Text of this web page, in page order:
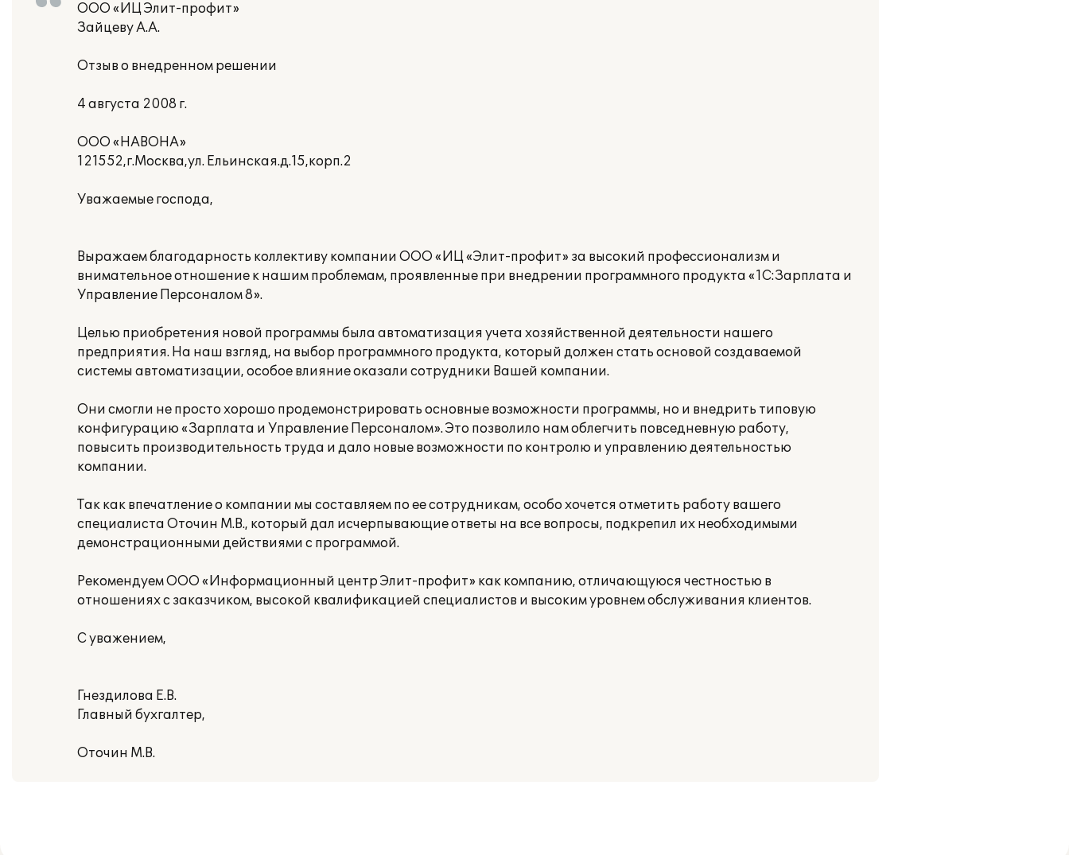
ООО «ИЦ Элит-профит»
Зайцеву А.А.
Отзыв о внедренном решении
4 августа 2008 г.
ООО «НАВОНА»
121552,г.Москва,ул. Ельинская.д.15,корп.2
Уважаемые господа,
Выражаем благодарность коллективу компании ООО «ИЦ «Элит-профит» за высокий профессионализм и
внимательное отношение к нашим проблемам, проявленные при внедрении программного продукта «1С:Зарплата и
Управление Персоналом 8».
Целью приобретения новой программы была автоматизация учета хозяйственной деятельности нашего
предприятия. На наш взгляд, на выбор программного продукта, который должен стать основой создаваемой
системы автоматизации, особое влияние оказали сотрудники Вашей компании.
Они смогли не просто хорошо продемонстрировать основные возможности программы, но и внедрить типовую
конфигурацию «Зарплата и Управление Персоналом». Это позволило нам облегчить повседневную работу,
повысить производительность труда и дало новые возможности по контролю и управлению деятельностью
компании.
Так как впечатление о компании мы составляем по ее сотрудникам, особо хочется отметить работу вашего
специалиста Оточин М.В., который дал исчерпывающие ответы на все вопросы, подкрепил их необходимыми
демонстрационными действиями с программой.
Рекомендуем ООО «Информационный центр Элит-профит» как компанию, отличающуюся честностью в
отношениях с заказчиком, высокой квалификацией специалистов и высоким уровнем обслуживания клиентов.
С уважением,
Гнездилова Е.В.
Главный бухгалтер,
Оточин М.В.